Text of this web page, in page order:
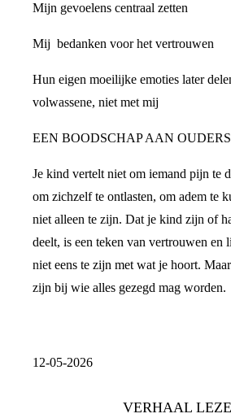
Mijn gevoelens centraal zetten
Mij bedanken voor het vertrouwen
Hun eigen moeilijke emoties later
volwassene, niet met mij
EEN BOODSCHAP AAN OUDERS
Je kind vertelt niet om iemand pijn te
om zichzelf te ontlasten, om adem te
niet alleen te zijn. Dat je kind zijn of
deelt, is een teken van vertrouwen en
niet eens te zijn met wat je hoort.
zijn bij wie alles gezegd mag worden.
12-05-2026
VERHAAL